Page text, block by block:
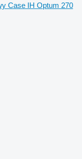
Case IH Optum 270